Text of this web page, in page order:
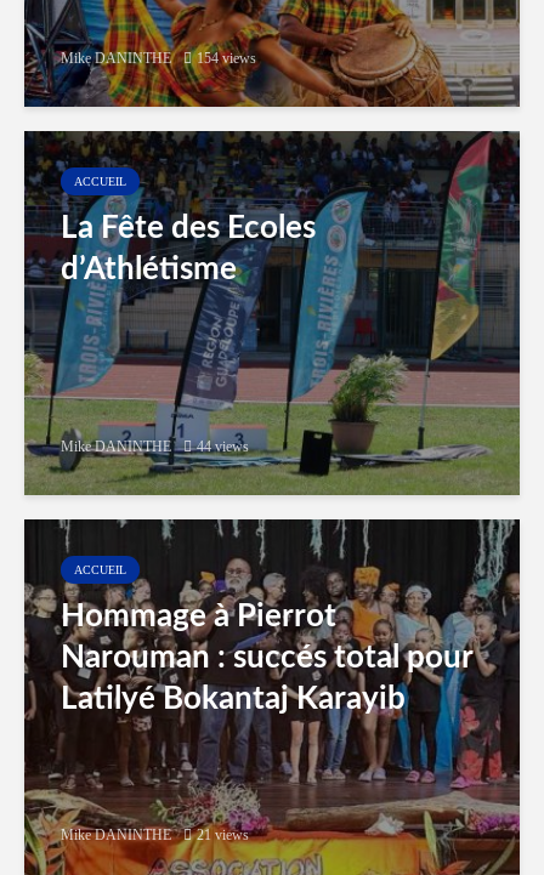
Mike DANINTHE 154 views
ACCUEIL
La Fête des Ecoles
d’Athlétisme
Mike DANINTHE 44 views
ACCUEIL
Hommage à Pierrot
Narouman : succés total pour
Latilyé Bokantaj Karayib
Mike DANINTHE 21 views